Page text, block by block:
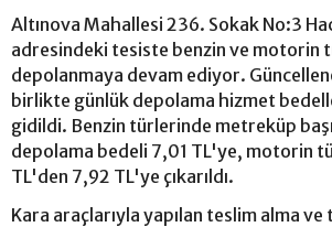
Altınova Mahallesi 236. Sokak No:3
adresindeki tesiste benzin ve motorin
depolanmaya devam ediyor.
birlikte günlük depolama hizmet
gidildi. Benzin türlerinde metreküp
depolama bedeli 7,01 TL'ye, motorin
TL'den 7,92 TL'ye çıkarıldı.
Kara araçlarıyla yapılan teslim alma